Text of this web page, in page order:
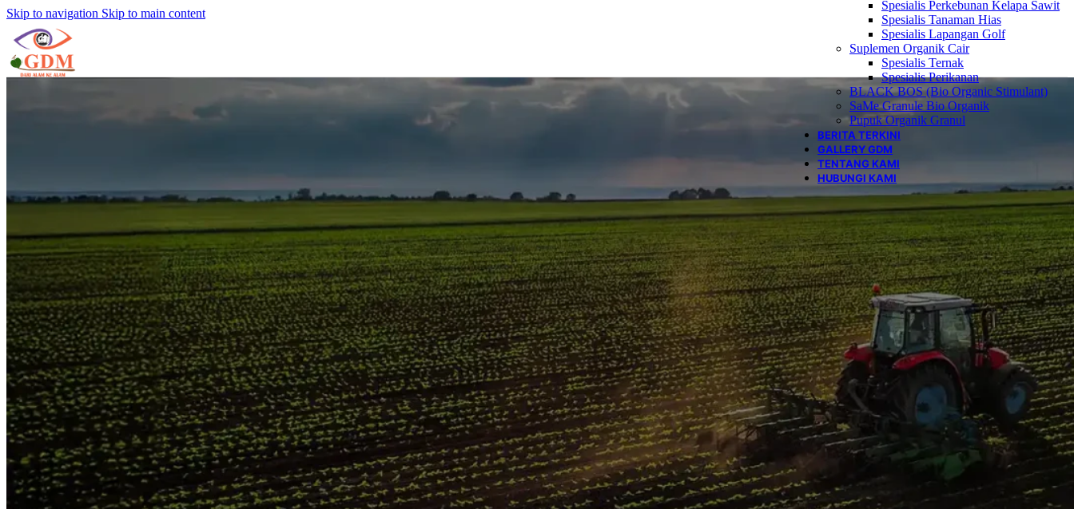
Skip to navigation Skip to main content
Spesialis Perkebunan Kelapa Sawit
Spesialis Tanaman Hias
Spesialis Lapangan Golf
Suplemen Organik Cair
Spesialis Ternak
Spesialis Perikanan
BLACK BOS (Bio Organic Stimulant)
SaMe Granule Bio Organik
Pupuk Organik Granul
BERITA TERKINI
GALLERY GDM
TENTANG KAMI
HUBUNGI KAMI